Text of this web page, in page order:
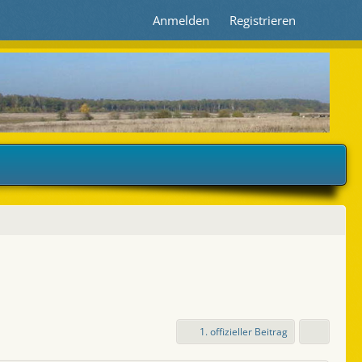
Anmelden Registrieren
1. offizieller Beitrag